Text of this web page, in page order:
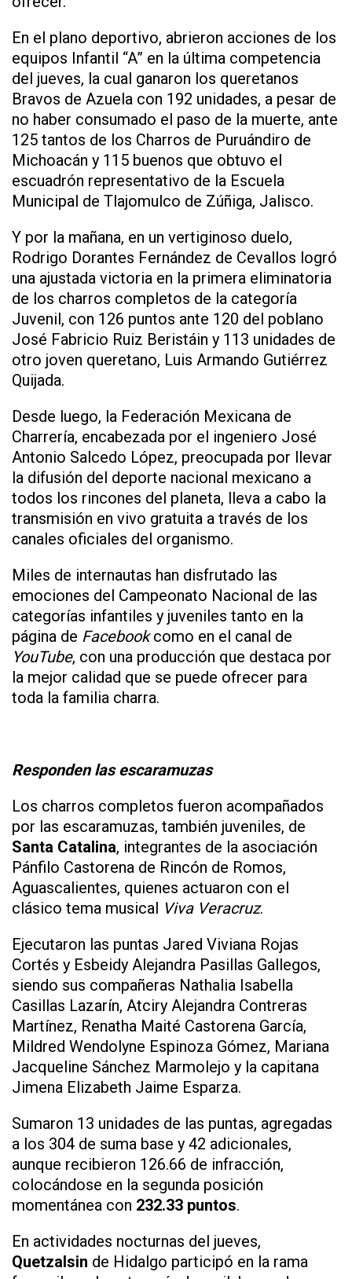
En el plano deportivo, abrieron acciones de los
equipos Infantil “A” en la última competencia
del jueves, la cual ganaron los queretanos
Bravos de Azuela con 192 unidades, a pesar de
no haber consumado el paso de la muerte, ante
125 tantos de los Charros de Puruándiro de
Michoacán y 115 buenos que obtuvo el
escuadrón representativo de la Escuela
Municipal de Tlajomulco de Zúñiga, Jalisco.
Y por la mañana, en un vertiginoso duelo,
Rodrigo Dorantes Fernández de Cevallos logró
una ajustada victoria en la primera eliminatoria
de los charros completos de la categoría
Juvenil, con 126 puntos ante 120 del poblano
José Fabricio Ruiz Beristáin y 113 unidades de
otro joven queretano, Luis Armando Gutiérrez
Quijada.
Desde luego, la Federación Mexicana de
Charrería, encabezada por el ingeniero José
Antonio Salcedo López, preocupada por llevar
la difusión del deporte nacional mexicano a
todos los rincones del planeta, lleva a cabo la
transmisión en vivo gratuita a través de los
canales oficiales del organismo.
Miles de internautas han disfrutado las
emociones del Campeonato Nacional de las
categorías infantiles y juveniles tanto en la
página de Facebookcomo en el canal de
YouTube, con una producción que destaca por
la mejor calidad que se puede ofrecer para
toda la familia charra.
Responden las escaramuzas
Los charros completos fueron acompañados
por las escaramuzas, también juveniles, de
Santa Catalina, integrantes de la asociación
Pánfilo Castorena de Rincón de Romos,
Aguascalientes, quienes actuaron con el
clásico tema musical Viva Veracruz.
Ejecutaron las puntas Jared Viviana Rojas
Cortés y Esbeidy Alejandra Pasillas Gallegos,
siendo sus compañeras Nathalia Isabella
Casillas Lazarín, Atciry Alejandra Contreras
Martínez, Renatha Maité Castorena García,
Mildred Wendolyne Espinoza Gómez, Mariana
Jacqueline Sánchez Marmolejo y la capitana
Jimena Elizabeth Jaime Esparza.
Sumaron 13 unidades de las puntas, agregadas
a los 304 de suma base y 42 adicionales,
aunque recibieron 126.66 de infracción,
colocándose en la segunda posición
momentánea con 232.33 puntos.
En actividades nocturnas del jueves,
Quetzalsin de Hidalgo participó en la rama